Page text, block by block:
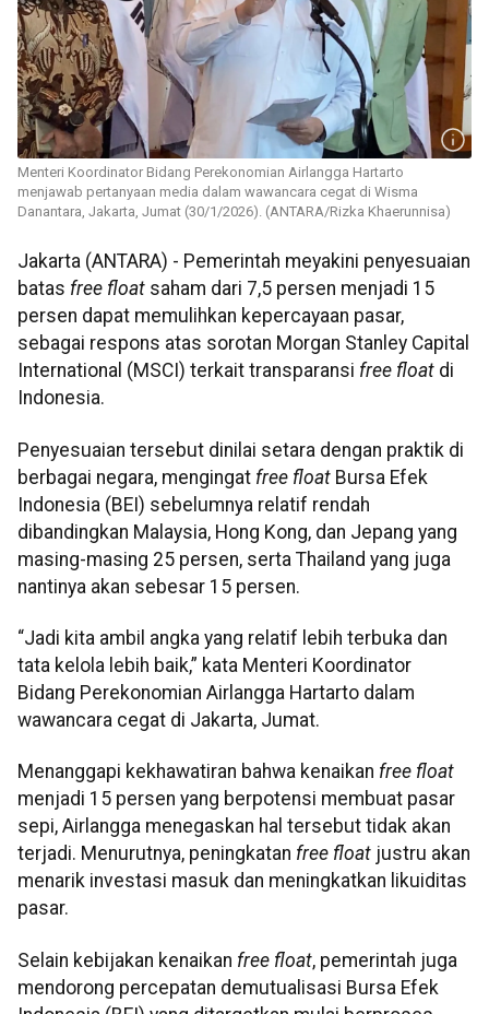
Menteri Koordinator Bidang Perekonomian Airlangga Hartarto
menjawab pertanyaan media dalam wawancara cegat di Wisma
Danantara, Jakarta, Jumat (30/1/2026). (ANTARA/Rizka Khaerunnisa)
Jakarta (ANTARA) - Pemerintah meyakini penyesuaian
batas free float saham dari 7,5 persen menjadi 15
persen dapat memulihkan kepercayaan pasar,
sebagai respons atas sorotan Morgan Stanley Capital
International (MSCI) terkait transparansi free float di
Indonesia.
Penyesuaian tersebut dinilai setara dengan praktik di
berbagai negara, mengingat free float Bursa Efek
Indonesia (BEI) sebelumnya relatif rendah
dibandingkan Malaysia, Hong Kong, dan Jepang yang
masing-masing 25 persen, serta Thailand yang juga
nantinya akan sebesar 15 persen.
“Jadi kita ambil angka yang relatif lebih terbuka dan
tata kelola lebih baik,” kata Menteri Koordinator
Bidang Perekonomian Airlangga Hartarto dalam
wawancara cegat di Jakarta, Jumat.
Menanggapi kekhawatiran bahwa kenaikan free float
menjadi 15 persen yang berpotensi membuat pasar
sepi, Airlangga menegaskan hal tersebut tidak akan
terjadi. Menurutnya, peningkatan free float justru akan
menarik investasi masuk dan meningkatkan likuiditas
pasar.
Selain kebijakan kenaikan free float, pemerintah juga
mendorong percepatan demutualisasi Bursa Efek